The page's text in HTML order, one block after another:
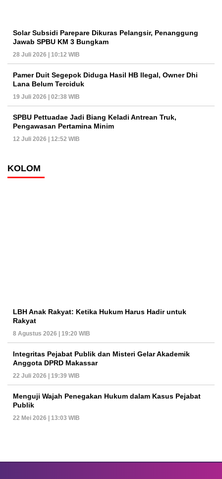
Solar Subsidi Parepare Dikuras Pelangsir, Penanggung
Jawab SPBU KM 3 Bungkam
28 Juli 2026 | 10:12 WIB
Pamer Duit Segepok Diduga Hasil HB Ilegal, Owner Dhi
Lana Belum Terciduk
19 Juli 2026 | 02:38 WIB
SPBU Pettuadae Jadi Biang Keladi Antrean Truk,
Pengawasan Pertamina Minim
12 Juli 2026 | 12:52 WIB
KOLOM
LBH Anak Rakyat: Ketika Hukum Harus Hadir untuk
Rakyat
8 Agustus 2026 | 19:20 WIB
Integritas Pejabat Publik dan Misteri Gelar Akademik
Anggota DPRD Makassar
22 Juli 2026 | 19:39 WIB
Menguji Wajah Penegakan Hukum dalam Kasus Pejabat
Publik
22 Mei 2026 | 13:03 WIB